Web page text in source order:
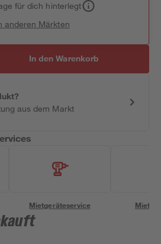
für dich hinterlegt
anderen Märkten
In den Warenkorb
aus dem Markt
Mietgeräteservice